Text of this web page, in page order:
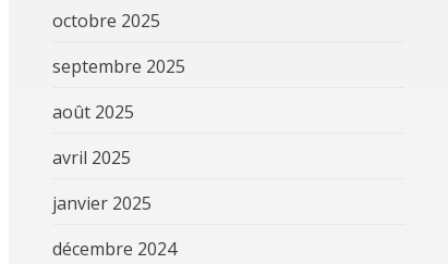
octobre 2025
septembre 2025
août 2025
avril 2025
janvier 2025
décembre 2024